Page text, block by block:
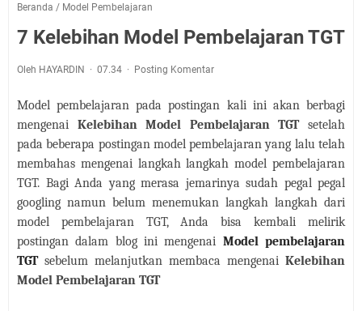
Beranda / Model Pembelajaran
7 Kelebihan Model Pembelajaran TGT
Oleh HAYARDIN 07.34 Posting Komentar
Model pembelajaran pada postingan kali ini akan berbagi
mengenai Kelebihan Model Pembelajaran TGTsetelah
pada beberapa postingan model pembelajaran yang lalu telah
membahas mengenai langkah langkah model pembelajaran
TGT. Bagi Anda yang merasa jemarinya sudah pegal pegal
googling namun belum menemukan langkah langkah dari
model pembelajaran TGT, Anda bisa kembali melirik
postingan dalam blog ini mengenai Model pembelajaran
TGTsebelum melanjutkan membaca mengenai Kelebihan
Model Pembelajaran TGT